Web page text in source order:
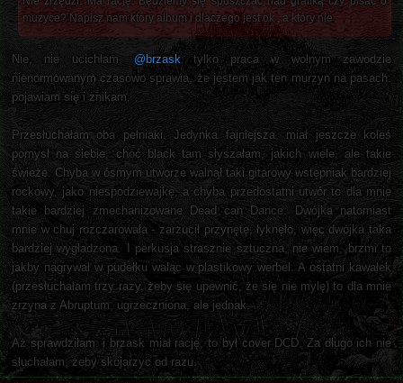
muzyce? Napisz nam który album i dlaczego jest ok , a który nie
Nie, nie ucichłam, @brzask tylko praca w wolnym zawodzie
nienormowanym czasowo sprawia, że jestem jak ten murzyn na pasach:
pojawiam się i znikam.
Przesłuchałam oba pełniaki. Jedynka fajniejsza, miał jeszcze koleś
pomysł na siebie, choć black tam słyszałam, jakich wiele, ale takie
świeże. Chyba w ósmym utworze walnął taki gitarowy wstępniak bardziej
rockowy, jako niespodziewajkę, a chyba przedostatni utwór to dla mnie
takie bardziej zmechanizowane Dead can Dance. Dwójka natomiast
mnie w chuj rozczarowała - zarzucił przynętę, łyknęło, więc dwójka taka
bardziej wygładzona. I perkusja strasznie sztuczna, nie wiem, brzmi to
jakby nagrywał w pudełku waląc w plastikowy werbel. A ostatni kawałek
(przesłuchałam trzy razy, żeby się upewnić, że się nie mylę) to dla mnie
zrzyna z Abruptum, ugrzeczniona, ale jednak.
Aż sprawdziłam, i brzask miał rację, to był cover DCD. Za długo ich nie
słuchałam, żeby skojarzyc od razu.